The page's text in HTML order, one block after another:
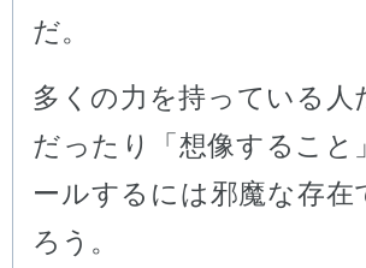
だ。
多くの力を持っている
だったり「想像するこ
ールするには邪魔な存
ろう。